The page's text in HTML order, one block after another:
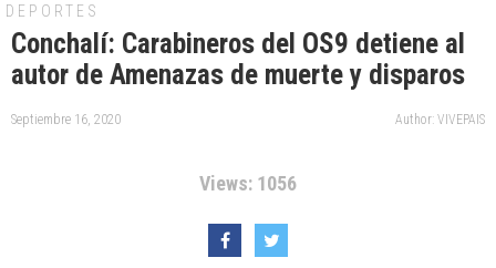
DEPORTES
Conchalí: Carabineros del OS9 detiene al
autor de Amenazas de muerte y disparos
Septiembre 16, 2020 Author: VIVEPAIS
Views: 1056